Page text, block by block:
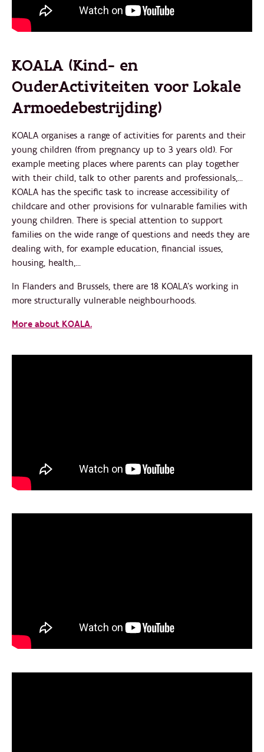
KOALA (Kind- en
OuderActiviteiten voor Lokale
Armoedebestrijding)
KOALA organises a range of activities for parents and their
young children (from pregnancy up to 3 years old). For
example meeting places where parents can play together
with their child, talk to other parents and professionals,…
KOALA has the specific task to increase accessibility of
childcare and other provisions for vulnarable families with
young children. There is special attention to support
families on the wide range of questions and needs they are
dealing with, for example education, financial issues,
housing, health,…
In Flanders and Brussels, there are 18 KOALA’s working in
more structurally vulnerable neighbourhoods.
More about KOALA.